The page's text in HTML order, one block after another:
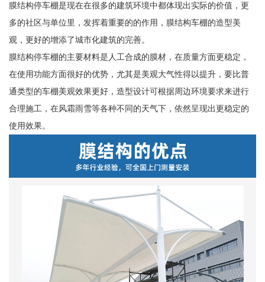
膜结构停车棚是现在在很多的建筑环境中都体现出实际的价值，更
多的社区与单位里，发挥着重要的的作用，膜结构车棚的造型美
观，更好的增添了城市化建筑的完善。
膜结构停车棚的主要材料是人工合成的膜材，在质量方面更稳定，
在使用功能方面很好的优势，尤其是美观大气性得以提升，要比普
通类型的车棚美观效果更好，造型设计可根据周边环境要求来进行
合理施工，在风霜雨雪等各种不同的天气下，依然呈现出更稳定的
使用效果。